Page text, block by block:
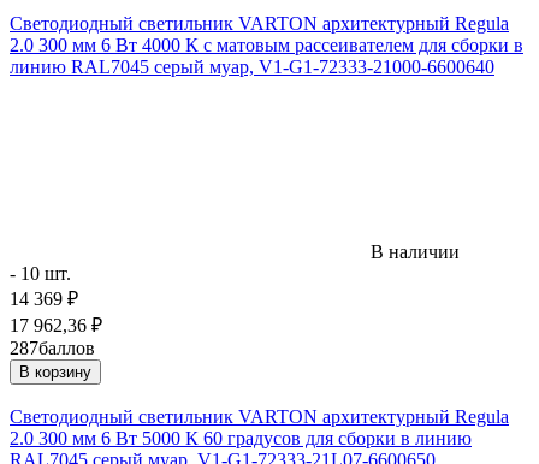
Светодиодный светильник VARTON архитектурный Regula
2.0 300 мм 6 Вт 4000 К с матовым рассеивателем для сборки в
линию RAL7045 серый муар, V1-G1-72333-21000-6600640
В наличии
- 10 шт.
14 369 ₽
17 962,36 ₽
287баллов
В корзину
Светодиодный светильник VARTON архитектурный Regula
2.0 300 мм 6 Вт 5000 К 60 градусов для сборки в линию
RAL7045 серый муар, V1-G1-72333-21L07-6600650